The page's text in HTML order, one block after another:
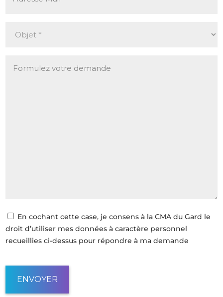
En cochant cette case, je consens à la CMA du Gard le
droit d’utiliser mes données à caractère personnel
recueillies ci-dessus pour répondre à ma demande